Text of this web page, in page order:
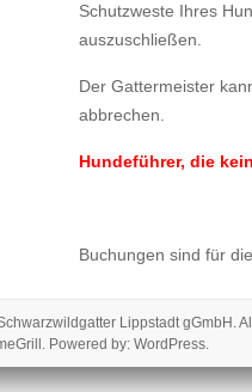
Schutzweste Ihres
auszuschließen.
Der Gattermeister
abbrechen.
Hundeführer, die
Buchungen sind für
Lippstadt gGmbH .
Powered by: WordPress.